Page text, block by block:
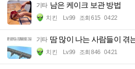
기타 남은 케이크 보관 방법
치킨 Lv.99 조회 615 04:22
기타 땀 많이 나는 사람들이 겪
치킨 Lv.99 조회 846 04:21